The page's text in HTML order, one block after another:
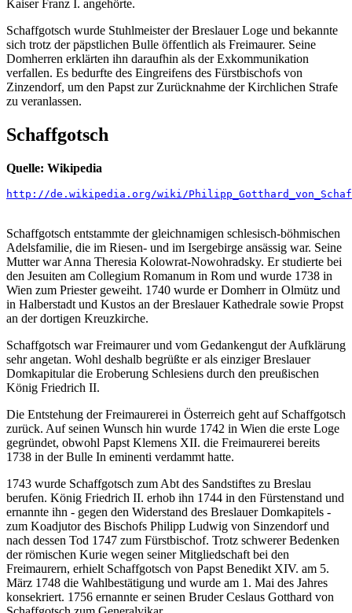
Kaiser Franz I. angehörte.
Schaffgotsch wurde Stuhlmeister der Breslauer Loge und bekannte
sich trotz der päpstlichen Bulle öffentlich als Freimaurer. Seine
Domherren erklärten ihn daraufhin als der Exkommunikation
verfallen. Es bedurfte des Eingreifens des Fürstbischofs von
Zinzendorf, um den Papst zur Zurücknahme der Kirchlichen Strafe
zu veranlassen.
Schaffgotsch
Quelle: Wikipedia
http://de.wikipedia.org/wiki/
Schaffgotsch entstammte der gleichnamigen schlesisch-böhmischen
Adelsfamilie, die im Riesen- und im Isergebirge ansässig war. Seine
Mutter war Anna Theresia Kolowrat-Nowohradsky. Er studierte bei
den Jesuiten am Collegium Romanum in Rom und wurde 1738 in
Wien zum Priester geweiht. 1740 wurde er Domherr in Olmütz und
in Halberstadt und Kustos an der Breslauer Kathedrale sowie Propst
an der dortigen Kreuzkirche.
Schaffgotsch war Freimaurer und vom Gedankengut der Aufklärung
sehr angetan. Wohl deshalb begrüßte er als einziger Breslauer
Domkapitular die Eroberung Schlesiens durch den preußischen
König Friedrich II.
Die Entstehung der Freimaurerei in Österreich geht auf Schaffgotsch
zurück. Auf seinen Wunsch hin wurde 1742 in Wien die erste Loge
gegründet, obwohl Papst Klemens XII. die Freimaurerei bereits
1738 in der Bulle In eminenti verdammt hatte.
1743 wurde Schaffgotsch zum Abt des Sandstiftes zu Breslau
berufen. König Friedrich II. erhob ihn 1744 in den Fürstenstand und
ernannte ihn - gegen den Widerstand des Breslauer Domkapitels -
zum Koadjutor des Bischofs Philipp Ludwig von Sinzendorf und
nach dessen Tod 1747 zum Fürstbischof. Trotz schwerer Bedenken
der römischen Kurie wegen seiner Mitgliedschaft bei den
Freimaurern, erhielt Schaffgotsch von Papst Benedikt XIV. am 5.
März 1748 die Wahlbestätigung und wurde am 1. Mai des Jahres
konsekriert. 1756 ernannte er seinen Bruder Ceslaus Gotthard von